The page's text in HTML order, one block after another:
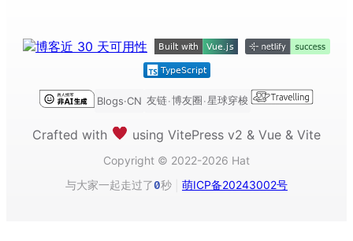
Blogs·CN 友链·博友圈·星球穿梭
Crafted with using VitePress v2 & Vue & Vite
Copyright © 2022-2026 Hat
与大家一起走过了0秒 萌ICP备20243002号